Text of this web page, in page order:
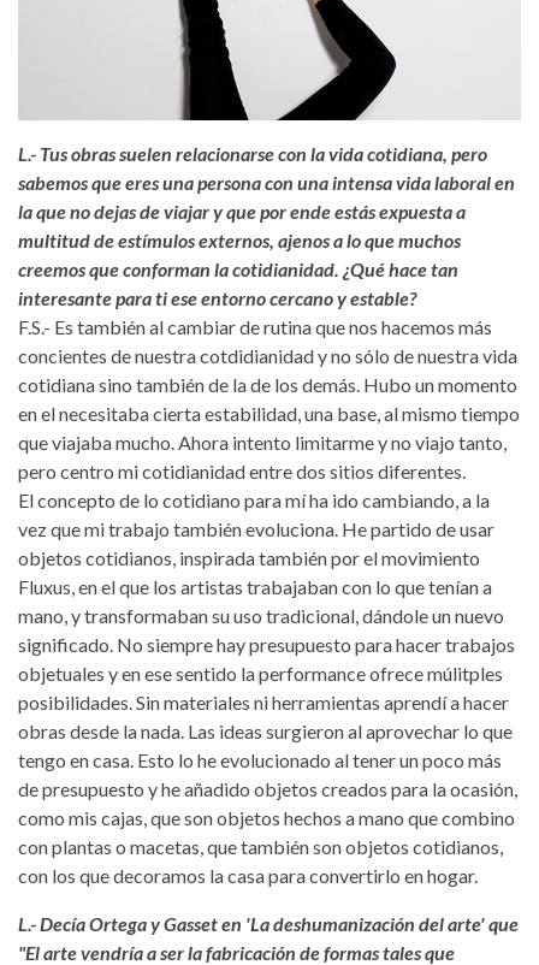
L.- Tus obras suelen relacionarse con la vida cotidiana, pero
sabemos que eres una persona con una intensa vida laboral en
la que no dejas de viajar y que por ende estás expuesta a
multitud de estímulos externos, ajenos a lo que muchos
creemos que conforman la cotidianidad. ¿Qué hace tan
interesante para ti ese entorno cercano y estable?
F.S.- Es también al cambiar de rutina que nos hacemos más
concientes de nuestra cotdidianidad y no sólo de nuestra vida
cotidiana sino también de la de los demás. Hubo un momento
en el necesitaba cierta estabilidad, una base, al mismo tiempo
que viajaba mucho. Ahora intento limitarme y no viajo tanto,
pero centro mi cotidianidad entre dos sitios diferentes.
El concepto de lo cotidiano para mí ha ido cambiando, a la
vez que mi trabajo también evoluciona. He partido de usar
objetos cotidianos, inspirada también por el movimiento
Fluxus, en el que los artistas trabajaban con lo que tenían a
mano, y transformaban su uso tradicional, dándole un nuevo
significado. No siempre hay presupuesto para hacer trabajos
objetuales y en ese sentido la performance ofrece múlitples
posibilidades. Sin materiales ni herramientas aprendí a hacer
obras desde la nada. Las ideas surgieron al aprovechar lo que
tengo en casa. Esto lo he evolucionado al tener un poco más
de presupuesto y he añadido objetos creados para la ocasión,
como mis cajas, que son objetos hechos a mano que combino
con plantas o macetas, que también son objetos cotidianos,
con los que decoramos la casa para convertirlo en hogar.
L.- Decía Ortega y Gasset en 'La deshumanización del arte' que
"El arte vendría a ser la fabricación de formas tales que